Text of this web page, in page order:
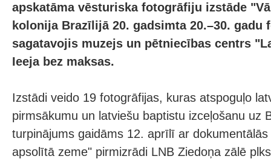
apskatāma vēsturiska fotogrāfiju izstāde
kolonija Brazīlijā 20. gadsimta 20.–30.
sagatavojis muzejs un pētniecības centrs
Ieeja bez maksas.
Izstādi veido 19 fotogrāfijas, kuras atspoguļo
pirmsākumu un latviešu baptistu izceļošanu uz
turpinājums gaidāms 12. aprīlī ar
apsolītā zeme" pirmizrādi LNB Ziedoņa zālē